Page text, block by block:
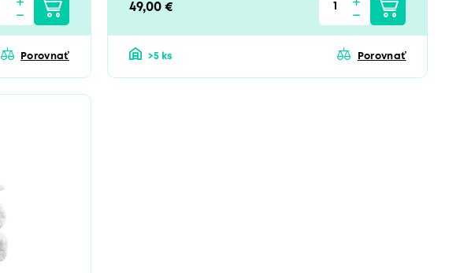
Porovnať
49,00 €
>5 ks Porovnať